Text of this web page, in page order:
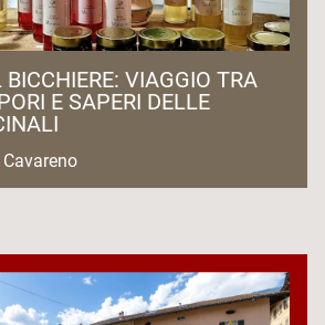
VIAGGIO TRA
E SAPERI DELLE
Cavareno